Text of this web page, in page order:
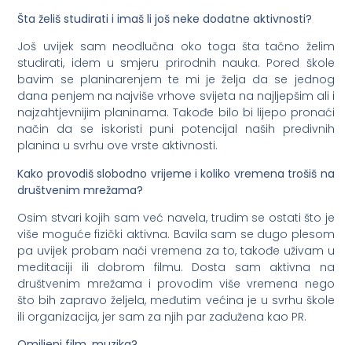
Šta želiš studirati i imaš li još neke dodatne aktivnosti?
Još uvijek sam neodlučna oko toga šta tačno želim
studirati, idem u smjeru prirodnih nauka. Pored škole
bavim se planinarenjem te mi je želja da se jednog
dana penjem na najviše vrhove svijeta na najljepšim ali i
najzahtjevnijim planinama. Takođe bilo bi lijepo pronaći
način da se iskoristi puni potencijal naših predivnih
planina u svrhu ove vrste aktivnosti.
Kako provodiš slobodno vrijeme i koliko vremena trošiš na
društvenim mrežama?
Osim stvari kojih sam već navela, trudim se ostati što je
više moguće fizički aktivna. Bavila sam se dugo plesom
pa uvijek probam naći vremena za to, takođe uživam u
meditaciji ili dobrom filmu. Dosta sam aktivna na
društvenim mrežama i provodim više vremena nego
što bih zapravo željela, međutim većina je u svrhu škole
ili organizacija, jer sam za njih par zadužena kao PR.